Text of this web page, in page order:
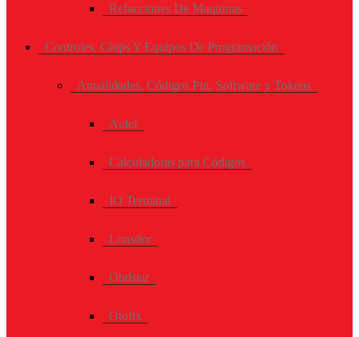
Refacciones De Maquinas
Controles, Chips Y Equipos De Programación
Anualidades, Códigos Pin, Software y Tokens
Autel
Calculadoras para Códigos
IO Terminal
Lonsdor
Obdstar
Otofix